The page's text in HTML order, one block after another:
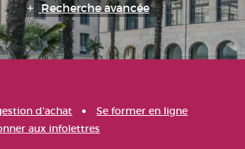
Recherche avancée
d'achat
Se former en ligne
aux infolettres